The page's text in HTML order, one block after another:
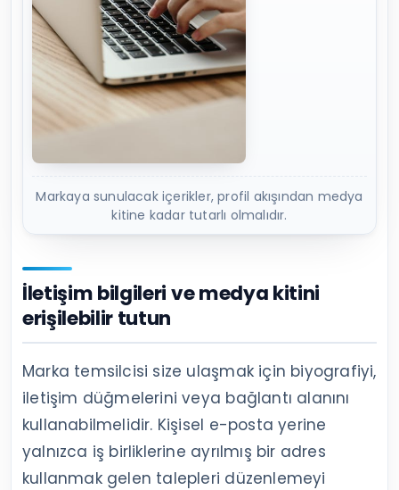
Markaya sunulacak içerikler, profil akışından medya
kitine kadar tutarlı olmalıdır.
İletişim bilgileri ve medya kitini
erişilebilir tutun
Marka temsilcisi size ulaşmak için biyografiyi,
iletişim düğmelerini veya bağlantı alanını
kullanabilmelidir. Kişisel e-posta yerine
yalnızca iş birliklerine ayrılmış bir adres
kullanmak gelen talepleri düzenlemeyi